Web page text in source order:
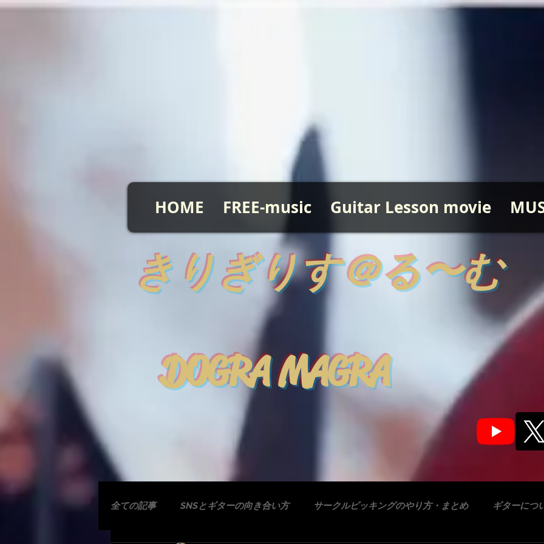
HOME FREE-music Guitar Lesson movie
全ての記事 SNSとギターの向き合い方 サークルピッキングのやり方・まとめ ギターにつ
きりぎりす＠る〜む
DOGRA MAGRA